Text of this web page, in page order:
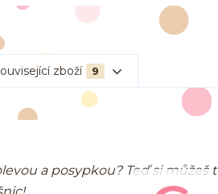
zboží 9
a posypkou? Teď si můžeš